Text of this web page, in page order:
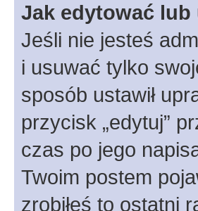
Jak edytować
Jeśli nie jesteś
i usuwać tylko
sposób ustawił
przycisk „edytuj”
czas po jego
Twoim postem
zrobiłeś to ostatni